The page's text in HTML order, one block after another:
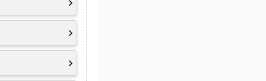
in 60 Minuten)